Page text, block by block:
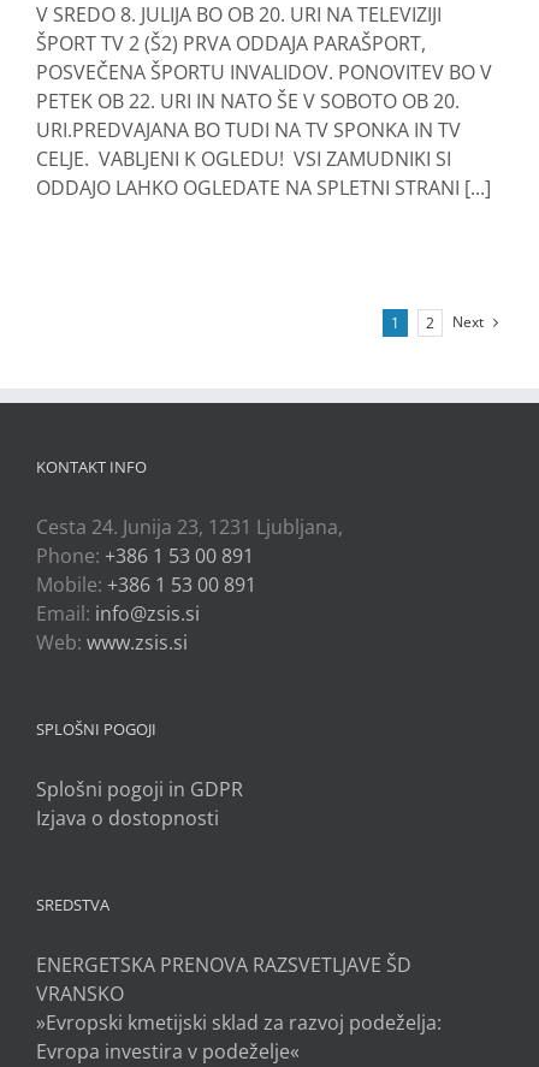
V SREDO 8. JULIJA BO OB 20. URI NA TELEVIZIJI
ŠPORT TV 2 (Š2) PRVA ODDAJA PARAŠPORT,
POSVEČENA ŠPORTU INVALIDOV. PONOVITEV BO V
PETEK OB 22. URI IN NATO ŠE V SOBOTO OB 20.
URI.PREDVAJANA BO TUDI NA TV SPONKA IN TV
CELJE. VABLJENI K OGLEDU! VSI ZAMUDNIKI SI
ODDAJO LAHKO OGLEDATE NA SPLETNI STRANI [...]
1 2 Next
KONTAKT INFO
Cesta 24. Junija 23, 1231 Ljubljana,
Phone: +386 1 53 00 891
Mobile: +386 1 53 00 891
Email: info@zsis.si
Web: www.zsis.si
SPLOŠNI POGOJI
Splošni pogoji in GDPR
Izjava o dostopnosti
SREDSTVA
ENERGETSKA PRENOVA RAZSVETLJAVE ŠD
VRANSKO
»Evropski kmetijski sklad za razvoj podeželja:
Evropa investira v podeželje«